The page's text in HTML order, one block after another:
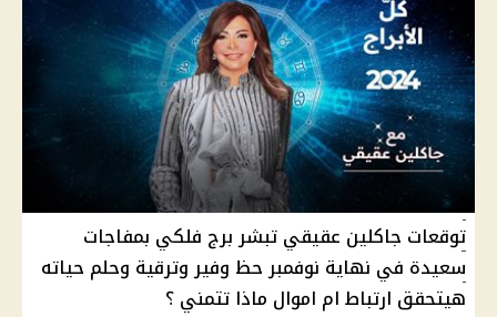
توقعات جاكلين عقيقي تبشر برج فلكي بمفاجات
سعيدة في نهاية نوفمبر حظ وفير وترقية وحلم حياته
هيتحقق ارتباط ام اموال ماذا تتمني ؟